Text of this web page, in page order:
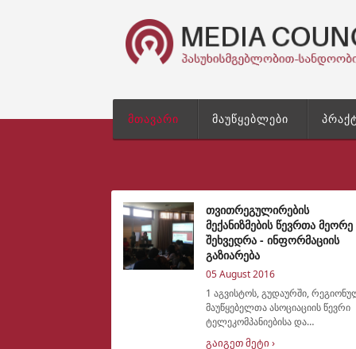
მთავარი მაუწყებლები
თვითრეგულირების
მექანიზმების წევრთა მეორე
შეხვედრა - ინფორმაციის
გაზიარება
05 August 2016
1 აგვისტოს, გუდაურში,
მაუწყებელთა ასოციაციის წევრი
ტელეკომპანიებისა და
თვითრეგულირების საბჭოების
გაიგეთ მეტი ›